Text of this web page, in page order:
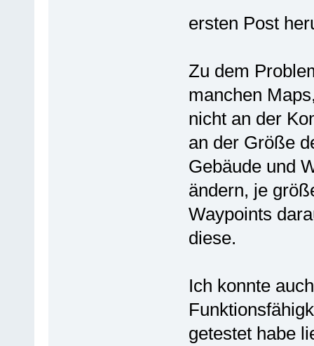
ersten Post
Zu dem
manchen
nicht an der
an der Größe
Gebäude und
ändern, je
Waypoints
diese.
Ich konnte
getestet habe